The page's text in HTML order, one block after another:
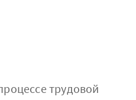
трудовой